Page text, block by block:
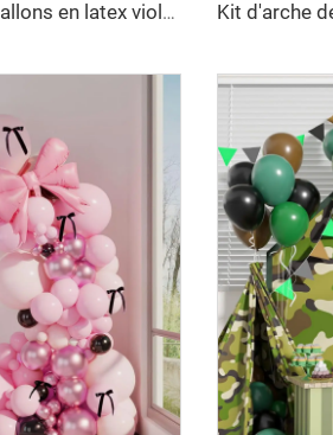
Kit de guirlande d'arche en ballons en latex violet pâle, vert, jaune, rose, orange pastel pour décorations de fête d'anniversaire